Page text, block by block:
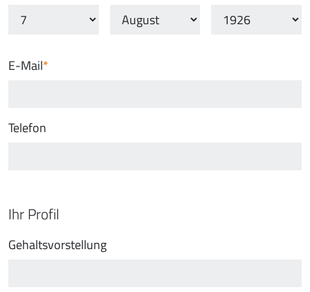
E-Mail
Telefon
Ihr Profil
Gehaltsvorstellung